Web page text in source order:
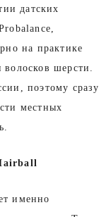
датских
на практике
шерсти.
поэтому сразу
местных
именно